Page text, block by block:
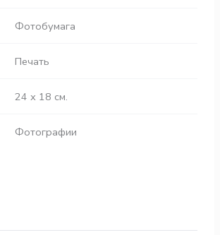
Фотобумага
Печать
24 х 18 см.
Фотографии